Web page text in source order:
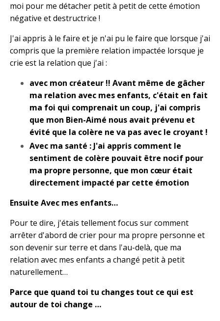
moi pour me détacher petit à petit de cette émotion
négative et destructrice !
J'ai appris à le faire et je n'ai pu le faire que lorsque j'ai
compris que la première relation impactée lorsque je
crie est la relation que j'ai :
avec mon créateur !! Avant même de gâcher
ma relation avec mes enfants, c'était en fait
ma foi qui comprenait un coup, j'ai compris
que mon Bien-Aimé nous avait prévenu et
évité que la colère ne va pas avec le croyant !
Avec ma santé : J'ai appris comment le
sentiment de colère pouvait être nocif pour
ma propre personne, que mon cœur était
directement impacté par cette émotion
Ensuite Avec mes enfants…
Pour te dire, j'étais tellement focus sur comment
arrêter d'abord de crier pour ma propre personne et
son devenir sur terre et dans l'au-delà, que ma
relation avec mes enfants a changé petit à petit
naturellement…
Parce que quand toi tu changes tout ce qui est
autour de toi change …